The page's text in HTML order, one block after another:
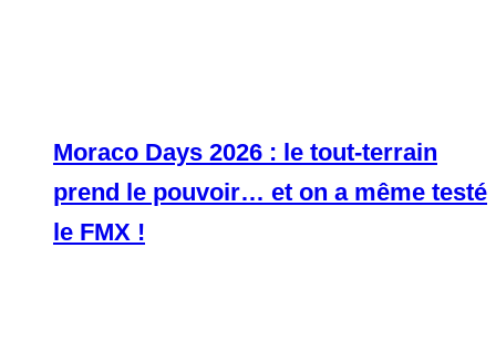
Moraco Days 2026 : le tout-terrain
prend le pouvoir… et on a même testé
le FMX !